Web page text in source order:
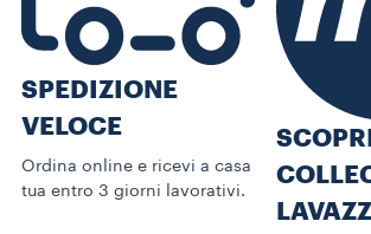
SPEDIZIONE
VELOCE
Ordina online e ricevi a casa
tua entro 3 giorni lavorativi.